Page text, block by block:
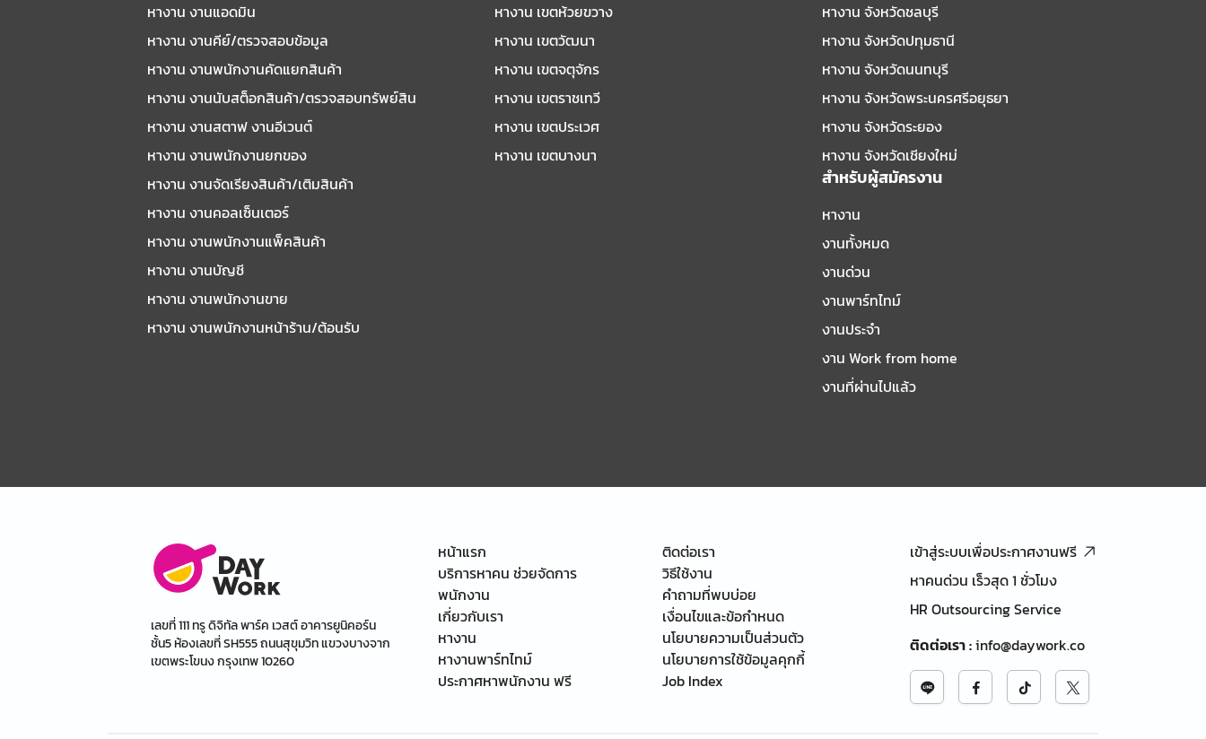
หางาน งานแอดมิน
หางาน งานคีย์/ตรวจสอบข้อมูล
หางาน งานพนักงานคัดแยกสินค้า
หางาน งานนับสต็อกสินค้า/ตรวจสอบทรัพย์สิน
หางาน งานสตาฟ งานอีเวนต์
หางาน งานพนักงานยกของ
หางาน งานจัดเรียงสินค้า/เติมสินค้า
หางาน งานคอลเซ็นเตอร์
หางาน งานพนักงานแพ็คสินค้า
หางาน งานบัญชี
หางาน งานพนักงานขาย
หางาน งานพนักงานหน้าร้าน/ต้อนรับ
หางาน เขตห้วยขวาง
หางาน เขตวัฒนา
หางาน เขตจตุจักร
หางาน เขตราชเทวี
หางาน เขตประเวศ
หางาน เขตบางนา
หางาน จังหวัดชลบุรี
หางาน จังหวัดปทุมธานี
หางาน จังหวัดนนทบุรี
หางาน จังหวัดพระนครศรีอยุธยา
หางาน จังหวัดระยอง
หางาน จังหวัดเชียงใหม่
สำหรับผู้สมัครงาน
หางาน
งานทั้งหมด
งานด่วน
งานพาร์ทไทม์
งานประจำ
งาน Work from home
งานที่ผ่านไปแล้ว
เลขที่ 111 ทรู ดิจิทัล พาร์ค เวสต์ อาคารยูนิคอร์น
ชั้น5 ห้องเลขที่ SH555 ถนนสุขุมวิท แขวงบางจาก
เขตพระโขนง กรุงเทพ 10260
หน้าแรก
บริการหาคน ช่วยจัดการ
พนักงาน
เกี่ยวกับเรา
หางาน
หางานพาร์ทไทม์
ประกาศหาพนักงาน ฟรี
ติดต่อเรา
วิธีใช้งาน
คำถามที่พบบ่อย
เงื่อนไขและข้อกำหนด
นโยบายความเป็นส่วนตัว
นโยบายการใช้ข้อมูลคุกกี้
Job Index
เข้าสู่ระบบเพื่อประกาศงานฟรี
หาคนด่วน เร็วสุด 1 ชั่วโมง
HR Outsourcing Service
ติดต่อเรา:info@daywork.co